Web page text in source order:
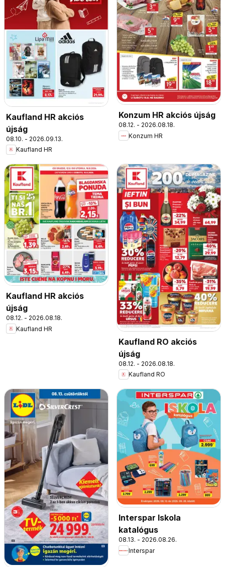
Kaufland HR akciós
újság
08.10. - 2026.09.13.
Kaufland HR
Konzum HR akciós újság
08.12. - 2026.08.18.
Konzum HR
Kaufland HR akciós
újság
08.12. - 2026.08.18.
Kaufland HR
Kaufland RO akciós
újság
08.12. - 2026.08.18.
Kaufland RO
Interspar Iskola
katalógus
08.13. - 2026.08.26.
Interspar